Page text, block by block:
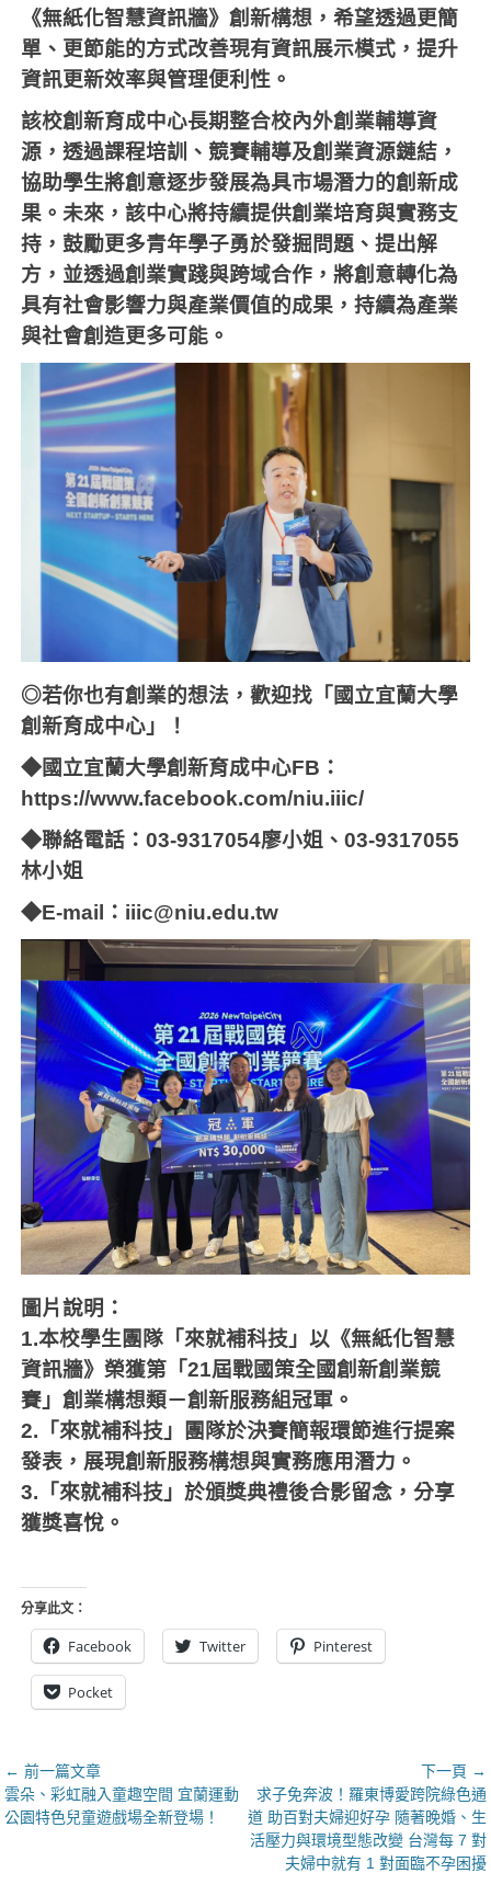
《無紙化智慧資訊牆》創新構想，希望透過更簡
單、更節能的方式改善現有資訊展示模式，提升
資訊更新效率與管理便利性。
該校創新育成中心長期整合校內外創業輔導資
源，透過課程培訓、競賽輔導及創業資源鏈結，
協助學生將創意逐步發展為具市場潛力的創新成
果。未來，該中心將持續提供創業培育與實務支
持，鼓勵更多青年學子勇於發掘問題、提出解
方，並透過創業實踐與跨域合作，將創意轉化為
具有社會影響力與產業價值的成果，持續為產業
與社會創造更多可能。
◎若你也有創業的想法，歡迎找「國立宜蘭大學
創新育成中心」！
◆國立宜蘭大學創新育成中心FB：
https://www.facebook.com/niu.iiic/
◆聯絡電話：03-9317054廖小姐、03-9317055
林小姐
◆E-mail：iiic@niu.edu.tw
圖片說明：
1.本校學生團隊「來就補科技」以《無紙化智慧
資訊牆》榮獲第「21屆戰國策全國創新創業競
賽」創業構想類－創新服務組冠軍。
2.「來就補科技」團隊於決賽簡報環節進行提案
發表，展現創新服務構想與實務應用潛力。
3.「來就補科技」於頒獎典禮後合影留念，分享
獲獎喜悅。
分享此文：
Facebook Twitter Pinterest
Pocket
文
章
導
← 前一篇文章
上
一
雲朵、彩虹融入童趣空間 宜蘭運動
公園特色兒童遊戲場全新登場！
下一頁 →
下
一
篇
求子免奔波！羅東博愛跨院綠色通
道 助百對夫婦迎好孕 隨著晚婚、生
活壓力與環境型態改變 台灣每 7 對
夫婦中就有 1 對面臨不孕困擾